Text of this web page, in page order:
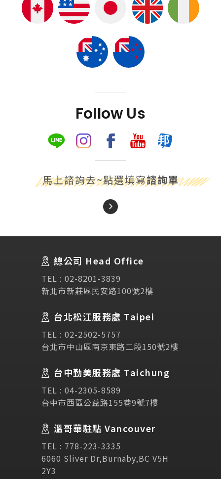
諮詢表單
立即諮詢
About Us 關於我們
講座活動
Testimonial 學生推薦
Links 相關連結
Follow Us
馬上諮詢去~點選填寫諮詢單
總公司 Head Office
TEL : 02-8201-3839
新北市新莊區民安路100號2樓
台北松江服務處 Taipei
TEL : 02-2502-5757
台北市中山區南京東路二段150號2樓
台中勤美服務處 Taichung
TEL : 04-2305-8589
台中市西區公益路155巷9號7樓
溫哥華駐點 Vancouver
TEL : 778-223-3335
6060 Sliver Dr,Burnaby,BC V5H
2Y3